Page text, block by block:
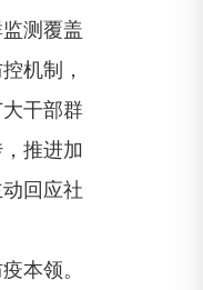
测覆盖
机制，
干部群
推进加
回应社
本领。